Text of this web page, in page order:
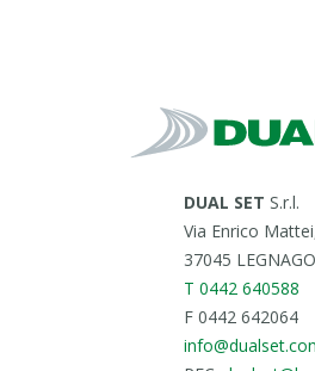
DUAL SET S.r.l.
Via Enrico
37045
T 0442 640588
F 0442 642064